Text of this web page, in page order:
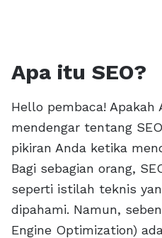
Apa itu SEO?
Hello pembaca! Apakah
mendengar tentang
pikiran Anda ketika
Bagi sebagian orang,
seperti istilah teknis
dipahami. Namun,
Engine Optimization)